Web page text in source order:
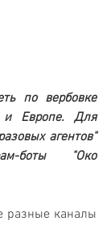
по вербовке
Европе. Для
агентов"
боты "Око
разные каналы